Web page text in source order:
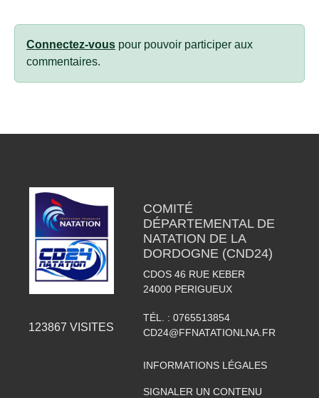
Connectez-vous pour pouvoir participer aux
commentaires.
123867 VISITES
COMITÉ
DÉPARTEMENTAL DE
NATATION DE LA
DORDOGNE (CND24)
CDOS 46 RUE KEBER
24000 PERIGUEUX
TÉL. : 0765513854
CD24@FFNATATIONLNA.FR
INFORMATIONS LÉGALES
SIGNALER UN CONTENU